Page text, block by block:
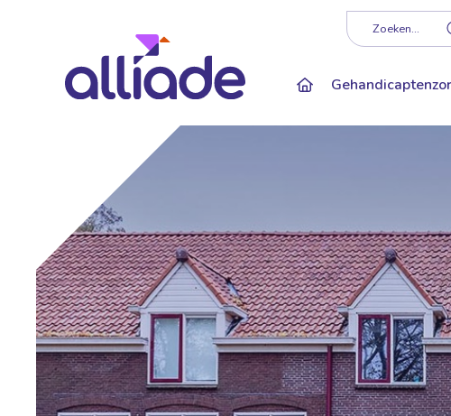
Zoeken...
Darkmode: Off